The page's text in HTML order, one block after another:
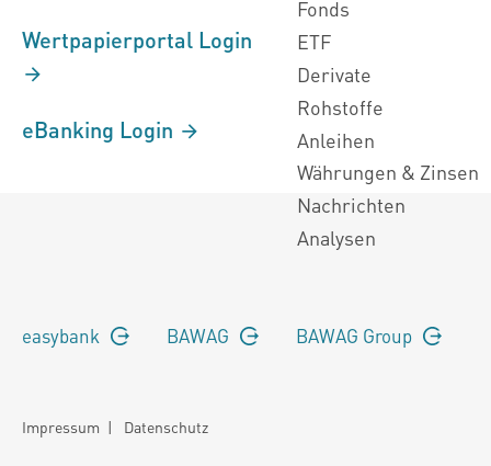
Wertpapierportal Login
eBanking Login
Fonds
ETF
Derivate
Rohstoffe
Anleihen
Währungen & Zinsen
Nachrichten
Analysen
easybank BAWAG BAWAG Group
Impressum | Datenschutz